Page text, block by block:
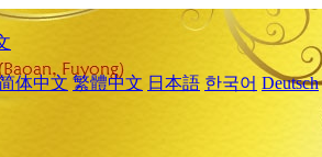
体中文 繁體中文 日本語 한국어 Deutsch